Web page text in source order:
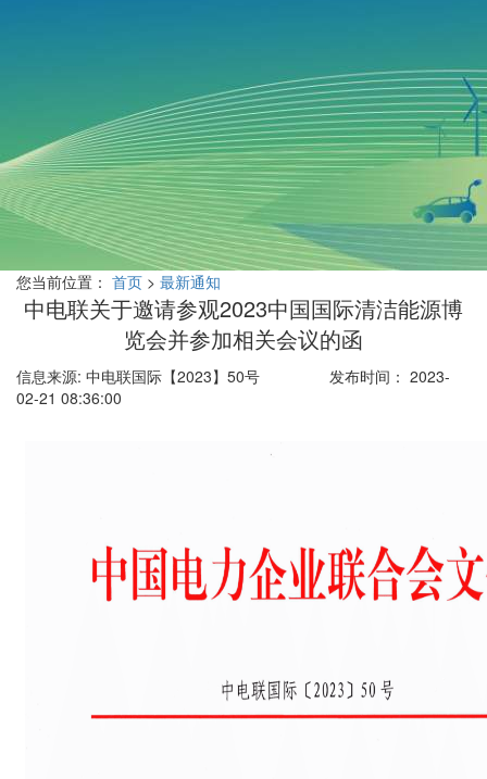
您当前位置： 首页 > 最新通知
中电联关于邀请参观2023中国国际清洁能源博
览会并参加相关会议的函
信息来源: 中电联国际【2023】50号
发布时间： 2023-
02-21 08:36:00